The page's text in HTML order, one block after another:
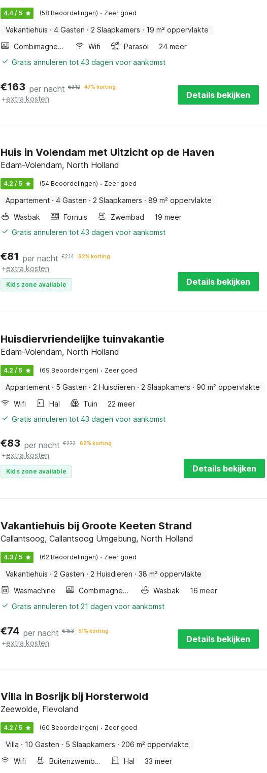
4.4 / 5 (58 Beoordelingen) · Zeer goed
Vakantiehuis · 4 Gasten · 2 Slaapkamers · 19 m² oppervlakte
Combimagnetron
Wifi Parasol
24 meer
Gratis annuleren tot 43 dagen voor aankomst
€163 per nacht €312 47% korting
+extra kosten Details bekijken
Huis in Volendam met Uitzicht op de Haven
Edam-Volendam, North Holland
4.2 / 5 (54 Beoordelingen) · Zeer goed
Appartement · 4 Gasten · 2 Slaapkamers · 89 m² oppervlakte
Wasbak
Fornuis Zwembad
19 meer
Gratis annuleren tot 43 dagen voor aankomst
€81 per nacht €214 62% korting
+extra kosten
Kids zone available Details bekijken
Huisdiervriendelijke tuinvakantie
Edam-Volendam, North Holland
4.2 / 5 (69 Beoordelingen) · Zeer goed
Appartement · 5 Gasten · 2 Huisdieren · 2 Slaapkamers · 90 m² oppervlakte
Wifi
Hal Tuin
22 meer
Gratis annuleren tot 43 dagen voor aankomst
€83 per nacht €223 62% korting
+extra kosten
Kids zone available Details bekijken
Vakantiehuis bij Groote Keeten Strand
Callantsoog, Callantsoog Umgebung, North Holland
4.3 / 5 (62 Beoordelingen) · Zeer goed
Vakantiehuis · 2 Gasten · 2 Huisdieren · 38 m² oppervlakte
Wasmachine
Combimagnetron Wasbak
16 meer
Gratis annuleren tot 21 dagen voor aankomst
€74 per nacht €153 51% korting
+extra kosten Details bekijken
Villa in Bosrijk bij Horsterwold
Zeewolde, Flevoland
4.2 / 5 (60 Beoordelingen) · Zeer goed
Villa · 10 Gasten · 5 Slaapkamers · 206 m² oppervlakte
Wifi
Buitenzwembad Hal
33 meer